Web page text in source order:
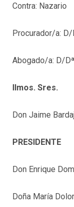
Contra: Nazario
Procurador/a: D/
Abogado/a: D/Dª
Ilmos. Sres.
Don Jaime
PRESIDENTE
Don Enrique
Doña María